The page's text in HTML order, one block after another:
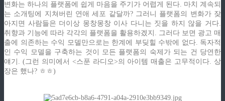
변화는 하나의 플랫폼에 쉽게 마음을 주기가 어렵게 된다. 마치 계속되
는 소개팅에 지쳐버린 연애 세포 같달까? 그러니 플랫폼의 변화가 잦
아지면 사람들은 더이상 몽창몽창 이사 다니는 짓을 하지 않을 거다.
취향과 기능에 따라 각각의 플랫폼을 활용하겠지. 그러다 보면 광고 매
출에 의존하는 수익 모델만으로는 한계에 부딪힐 수밖에 없다. 독자적
인 수익 모델을 구축하는 것이 모든 플랫폼의 숙제가 되는 건 당연한
얘기. (그런 의미에서 <스푼 라디오>의 아이템 매출은 고무적이다. 상
장은 했나? ㅎㅎ)